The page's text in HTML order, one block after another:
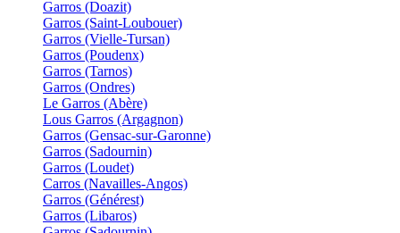
Garros (Doazit)
Garros (Saint-Loubouer)
Garros (Vielle-Tursan)
Garros (Poudenx)
Garros (Tarnos)
Garros (Ondres)
Le Garros (Abère)
Lous Garros (Argagnon)
Garros (Gensac-sur-Garonne)
Garros (Sadournin)
Garros (Loudet)
Carros (Navailles-Angos)
Garros (Générest)
Garros (Libaros)